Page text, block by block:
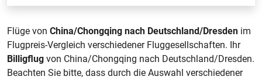
Flüge von China/Chongqing nach Deutschland/Dresden im
Flugpreis-Vergleich verschiedener Fluggesellschaften. Ihr
Billigflug von China/Chongqing nach Deutschland/Dresden.
Beachten Sie bitte, dass durch die Auswahl verschiedener